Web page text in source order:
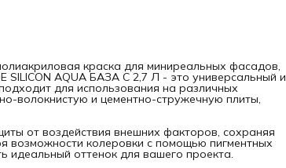
краска для миниреальных фасадов,
SILICON AQUA БАЗА C 2,7 Л - это универсальный и
для использования на различных
волокнистую и цементно-стружечную плиты,
от воздействия внешних факторов, сохраняя
возможности колеровки с помощью пигментных
идеальный оттенок для вашего проекта.